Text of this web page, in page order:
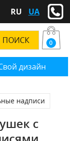
RU UA
дизайн
0
надписи
с